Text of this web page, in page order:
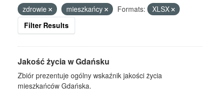
zdrowie
mieszkańcy Formats:
XLSX
Filter Results
Jakość życia w Gdańsku
Zbiór prezentuje ogólny wskaźnik jakości życia
mieszkańców Gdańska.